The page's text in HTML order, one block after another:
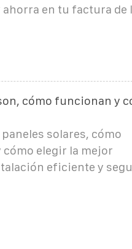
ahorra en tu factura de
cómo funcionan y
solares, cómo
elegir la mejor
eficiente y